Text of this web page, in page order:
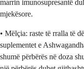
marrin imunosupresantë
mjekësore.
• Mëlçia: raste të rralla të
suplementet e
shumë përbërës në doza